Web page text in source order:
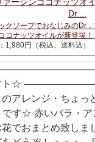
クソープでおなじみのDr
コナッツオイルが新登場！
1,980円（税込、送料込）
フト☆
のアレンジ・ちょ
です☆ 赤いバラ・ア
でおまとめ致し